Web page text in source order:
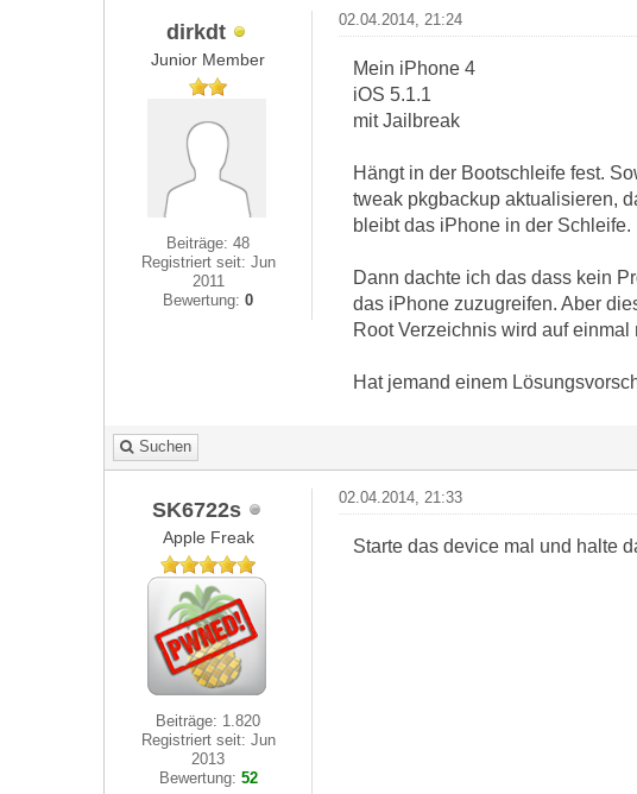
dirkdt
Junior Member
Beiträge: 48
Registriert seit: Jun
2011
Bewertung:0
02.04.2014, 21:24
Mein iPhone 4
iOS 5.1.1
mit Jailbreak
Hängt in der Bootschleife fest.
tweak pkgbackup aktualisieren,
bleibt das iPhone in der Schleife.
Dann dachte ich das dass kein
das iPhone zuzugreifen. Aber
Root Verzeichnis wird auf einmal
Hat jemand einem
Suchen
SK6722s
Apple Freak
Beiträge: 1.820
Registriert seit: Jun
2013
Bewertung: 52
02.04.2014, 21:33
Starte das device mal und halte